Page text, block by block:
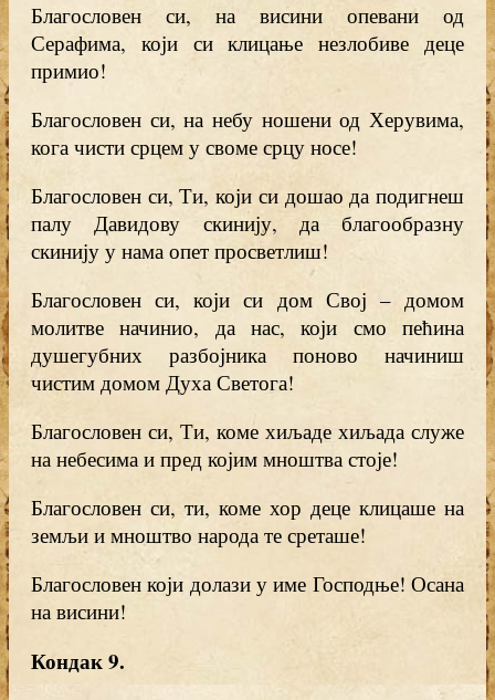
Благословен си, на висини опевани од
Серафима, који си клицање незлобиве деце
примио!
Благословен си, на небу ношени од Херувима,
кога чисти срцем у своме срцу носе!
Благословен си, Ти, који си дошао да подигнеш
палу Давидову скинију, да благообразну
скинију у нама опет просветлиш!
Благословен си, који си дом Свој – домом
молитве начинио, да нас, који смо пећина
душегубних разбојника поново начиниш
чистим домом Духа Светога!
Благословен си, Ти, коме хиљаде хиљада служе
на небесима и пред којим мноштва стоје!
Благословен си, ти, коме хор деце клицаше на
земљи и мноштво народа те среташе!
Благословен који долази у име Господње! Осана
на висини!
Кондак 9.